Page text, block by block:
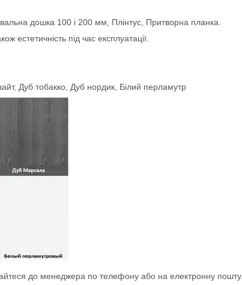
дошка 100 і 200 мм, Плінтус, Притворна планка.
естетичність під час експлуатації.
Дуб тобакко, Дуб нордик, Білий перламутр
до менеджера по телефону або на електронну пошту.